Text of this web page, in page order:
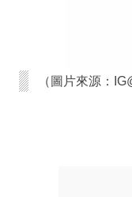
（圖片來源：